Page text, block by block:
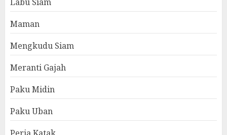
Maman
Mengkudu Siam
Meranti Gajah
Paku Midin
Paku Uban